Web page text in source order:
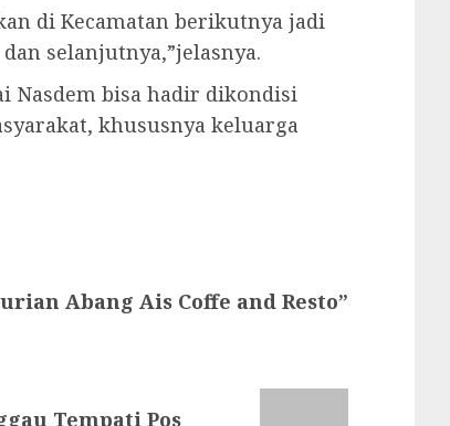
di Kecamatan berikutnya jadi
selanjutnya,”jelasnya.
Nasdem bisa hadir dikondisi
khususnya keluarga
Abang Ais Coffe and Resto”
Tempati Pos